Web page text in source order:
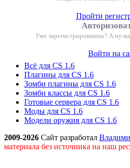
Пройти
Уже зарегистрированны? А ну-
Войти на
Всё для CS 1.6
Плагины для CS 1.6
Зомби плагины для CS 1.6
Зомби классы для CS 1.6
Готовые сервера для CS 1.6
Моды для CS 1.6
Модели оружия для CS 1.6
2009-2026 Сайт разработал
материала без источника на наш